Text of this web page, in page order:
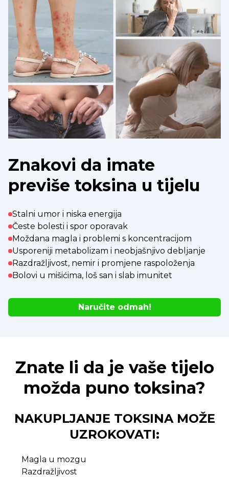
Znakovi da imate
previše toksina u tijelu
Stalni umor i niska energija
Česte bolesti i spor oporavak
Moždana magla i problemi s koncentracijom
Usporeniji metabolizam i neobjašnjivo debljanje
Razdražljivost, nemir i promjene raspoloženja
Bolovi u mišićima, loš san i slab imunitet
Naručite odmah!
Znate li da je vaše tijelo
možda puno toksina?
NAKUPLJANJE TOKSINA MOŽE
UZROKOVATI:
Magla u mozgu
Razdražljivost